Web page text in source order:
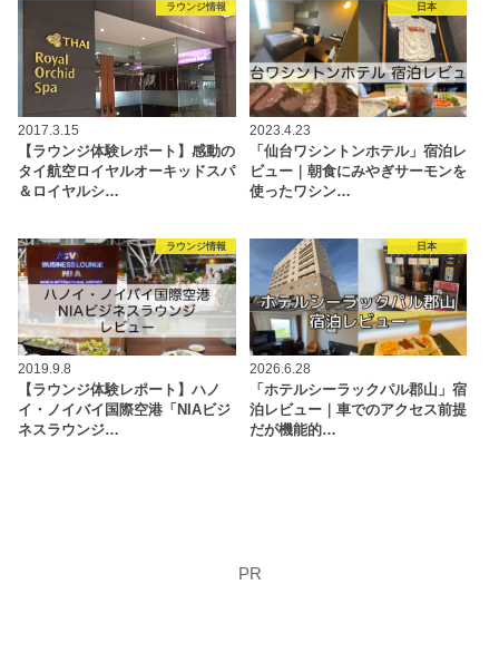
ラウンジ情報
2017.3.15
【ラウンジ体験レポート】感動の
タイ航空ロイヤルオーキッドスパ
＆ロイヤルシ…
日本
2023.4.23
「仙台ワシントンホテル」宿泊レ
ビュー｜朝食にみやぎサーモンを
使ったワシン…
ラウンジ情報
2019.9.8
【ラウンジ体験レポート】ハノ
イ・ノイバイ国際空港「NIAビジ
ネスラウンジ…
日本
2026.6.28
「ホテルシーラックパル郡山」宿
泊レビュー｜車でのアクセス前提
だが機能的…
PR